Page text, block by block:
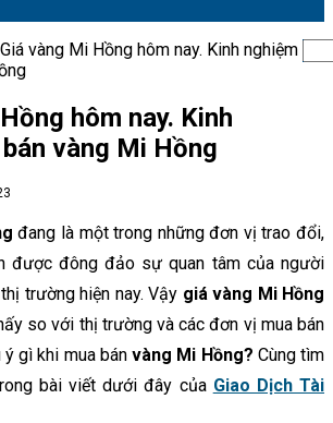
Giá vàng Mi Hồng hôm nay. Kinh nghiệm
hôm nay. Kinh
vàng Mi Hồng
đang là một trong những đơn vị trao đổi,
được đông đảo sự quan tâm của người
trường hiện nay. Vậy giá vàng Mi Hồng
so với thị trường và các đơn vị mua bán
ý gì khi mua bánvàng Mi Hồng? Cùng tìm
bài viết dưới đây của Giao Dịch Tài